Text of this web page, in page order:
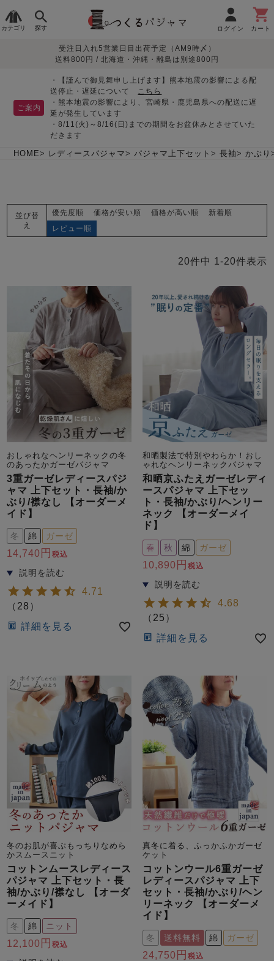
カテゴリ 探す ログイン カート
レディースパジャマ
冬
春 夏 秋 冬
ガールズパジャマ
春 秋
春
売れ筋ランキング
- Item Ranking -
新着商品
- New Arrival -
生地で
さがす
サッカー/ちぢみ 楊
柳
ニット/ストレッチ 起毛/フランネル
柄物
売れ筋ランキング
- Item Ranking -
新着商品
- New Arrival -
すべての生地一覧はこちら
目的別で
さがす
敏感肌用
パジャマ
入院・介護
胸が目立たない
マタニティ
パジャマ
体型別におすすめパジ
ャマ
年齢別におすすめパジ
ルームウェア
インナーウェア 生活雑貨 カタログギフト
新着商品
目的別でさがす一覧はこちら
デザインで
さがす
作務衣 胸がすけない
羽織・バスロ
ーブ
ズボン単品
すべてのメン
長袖 半袖 七分袖
かぶり スリーパー
作務衣
ーブ
上着単品
ズボン単品
すべてのキッ
ズ
パジャマ
ガールズ長袖 ガールズ半袖 ワンピース
ガールズ前開
き
ガールズかぶ
り
ボーイズ長袖
夏パジャマ特集 つくるパジャマとは
お支払い・送料・配送
について
会社概要 お買い物ガイド 安心の日本製
SDGsの取り組み
受注日入れ5営業日目出荷予定（AM9時〆）
送料800円 / 北海道・沖縄・離島は別途800円
ご案内
・【謹んで御見舞申し上げます】熊本地震の影響による配
送停止・遅延について こちら
・熊本地震の影響により、宮崎県・鹿児島県への配送に遅
延が発生しています
・8/11(火)～8/16(日)までの期間をお盆休みとさせていた
だきます
HOME レディースパジャマ パジャマ上下セット 長袖 かぶり
並び替
え
優先度順 価格が安い順 価格が高い順
新着順
レビュー順
20件中 1 -20件表示
おしゃれなヘンリーネックの冬
のあったかガーゼパジャマ
3重ガーゼレディースパジ
ャマ 上下セット・長袖/か
ぶり/襟なし 【オーダーメ
イド】
冬 綿 ガーゼ
14,740 税込
4.71
（ 28 ）
詳細を見る
和晒製法で特別やわらか！おし
ゃれなヘンリーネックパジャマ
和晒京ふたえガーゼレディ
ースパジャマ 上下セッ
ト・長袖/かぶり/ヘンリー
ネック 【オーダーメイ
ド】
春 秋 綿 ガーゼ
10,890 税込
4.68
（ 25 ）
詳細を見る
冬のお肌が喜ぶもっちりなめら
かスムースニット
コットンムースレディース
パジャマ 上下セット・長
袖/かぶり/襟なし 【オーダ
ーメイド】
冬 綿 ニット
12,100 税込
真冬に着る、ふっかふかガーゼ
ケット
コットンウール6重ガーゼ
レディースパジャマ 上下
セット・長袖/かぶり/ヘン
リーネック 【オーダーメ
イド】
冬 送料無料 綿 ガーゼ
24,750 税込